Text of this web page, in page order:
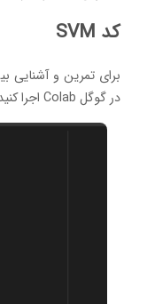
کد SVM
برای تمرین و آشنایی
در گوگل Colab اجرا کنید.